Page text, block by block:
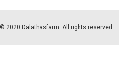
© 2020 Dalathasfarm. All rights reserved.